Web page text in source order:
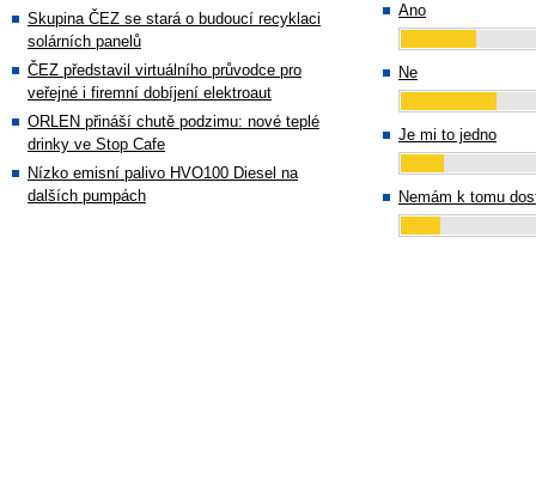
Skupina ČEZ se stará o budoucí recyklaci
solárních panelů
ČEZ představil virtuálního průvodce pro
veřejné i firemní dobíjení elektroaut
ORLEN přináší chutě podzimu: nové teplé
drinky ve Stop Cafe
Nízko emisní palivo HVO100 Diesel na
dalších pumpách
Ano
Ne
Je mi to jedno
Nemám k tomu